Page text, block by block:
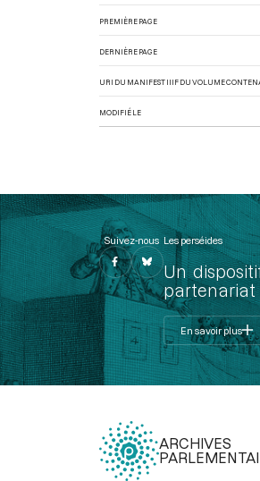
PREMIÈRE PAGE
DERNIÈRE PAGE
URI DU MANIFEST IIIF DU VOLUME
MODIFIÉ LE
Suivez-nous Les perséides
Un
partenariat
En savoir plus
ARCHIVES